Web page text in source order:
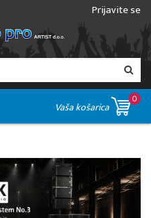
Prijavite se
Vaša košarica
0